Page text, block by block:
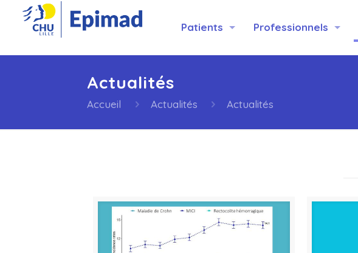
Patients Professionnels
Actualités
Accueil Actualités Actualités